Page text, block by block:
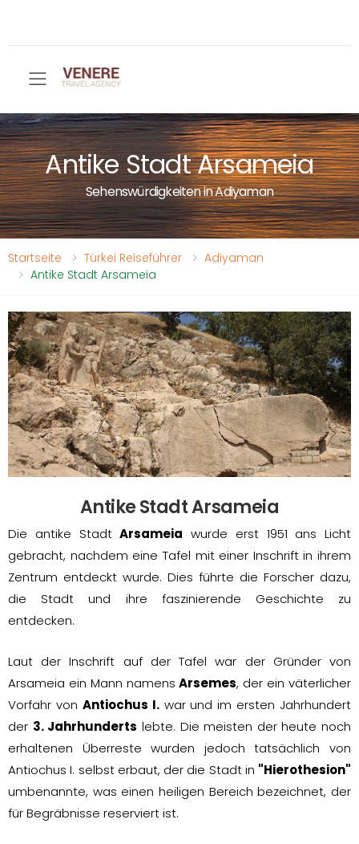
Toggle mobile menu
Antike Stadt Arsameia
Sehenswürdigkeiten in Adiyaman
Startseite Türkei Reiseführer
Adiyaman
Antike Stadt Arsameia
Antike Stadt Arsameia
Die antike StadtArsameia wurde erst 1951 ans Licht
gebracht, nachdem eine Tafel mit einer Inschrift in ihrem
Zentrum entdeckt wurde. Dies führte die Forscher dazu,
die Stadt und ihre faszinierende Geschichte zu
entdecken.
Laut der Inschrift auf der Tafel war der Gründer von
Arsameia ein Mann namensArsemes, der ein väterlicher
Vorfahr von Antiochus I.war und im ersten Jahrhundert
der 3. Jahrhunderts lebte. Die meisten der heute noch
erhaltenen Überreste wurden jedoch tatsächlich von
Antiochus I. selbst erbaut, der die Stadt in "Hierothesion"
umbenannte, was einen heiligen Bereich bezeichnet, der
für Begräbnisse reserviert ist.